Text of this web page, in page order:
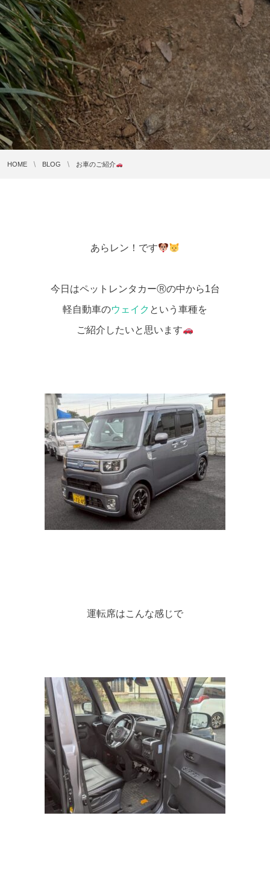
HOME BLOG お車のご紹介
あらレン！です
今日はペットレンタカーⓇの中から1台
軽自動車のウェイク という車種を
ご紹介したいと思います
運転席はこんな感じで